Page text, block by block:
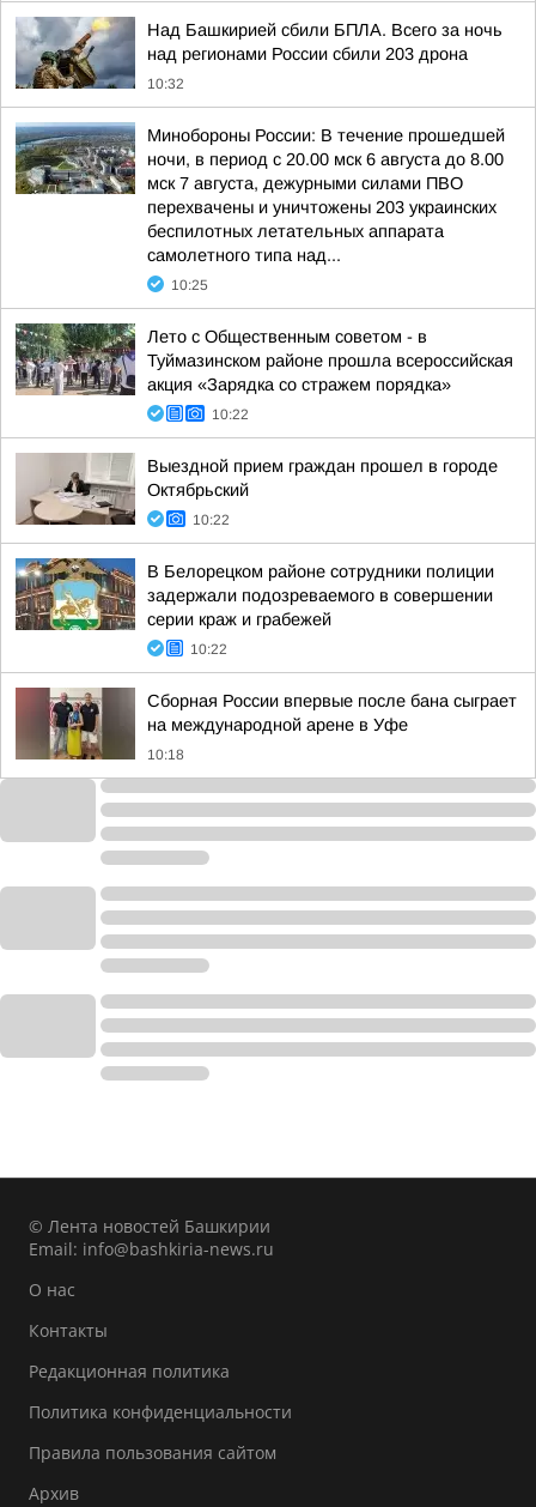
Над Башкирией сбили БПЛА. Всего за ночь
над регионами России сбили 203 дрона
10:32
Минобороны России: В течение прошедшей
ночи, в период с 20.00 мск 6 августа до 8.00
мск 7 августа, дежурными силами ПВО
перехвачены и уничтожены 203 украинских
беспилотных летательных аппарата
самолетного типа над...
10:25
Лето с Общественным советом - в
Туймазинском районе прошла всероссийская
акция «Зарядка со стражем порядка»
10:22
Выездной прием граждан прошел в городе
Октябрьский
10:22
В Белорецком районе сотрудники полиции
задержали подозреваемого в совершении
серии краж и грабежей
10:22
Сборная России впервые после бана сыграет
на международной арене в Уфе
10:18
© Лента новостей Башкирии
Email: info@bashkiria-news.ru
О нас
Контакты
Редакционная политика
Политика конфиденциальности
Правила пользования сайтом
Архив